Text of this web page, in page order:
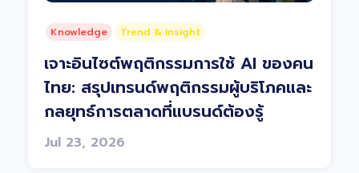
Knowledge Trend & Insight
เจาะอินไซต์พฤติกรรมการใช้ AI ของคน
ไทย: สรุปเทรนด์พฤติกรรมผู้บริโภคและ
กลยุทธ์การตลาดที่แบรนด์ต้องรู้
Jul 23, 2026